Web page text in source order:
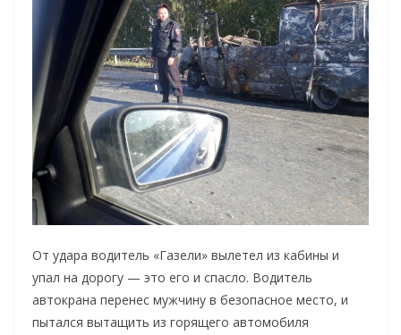
От удара водитель «Газели» вылетел из кабины и
упал на дорогу — это его и спасло. Водитель
автокрана перенес мужчину в безопасное место, и
пытался вытащить из горящего автомобиля